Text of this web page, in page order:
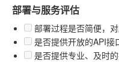
部署与服务评估
部署过程是否简便，
是否提供开放的API接
是否提供专业、及时